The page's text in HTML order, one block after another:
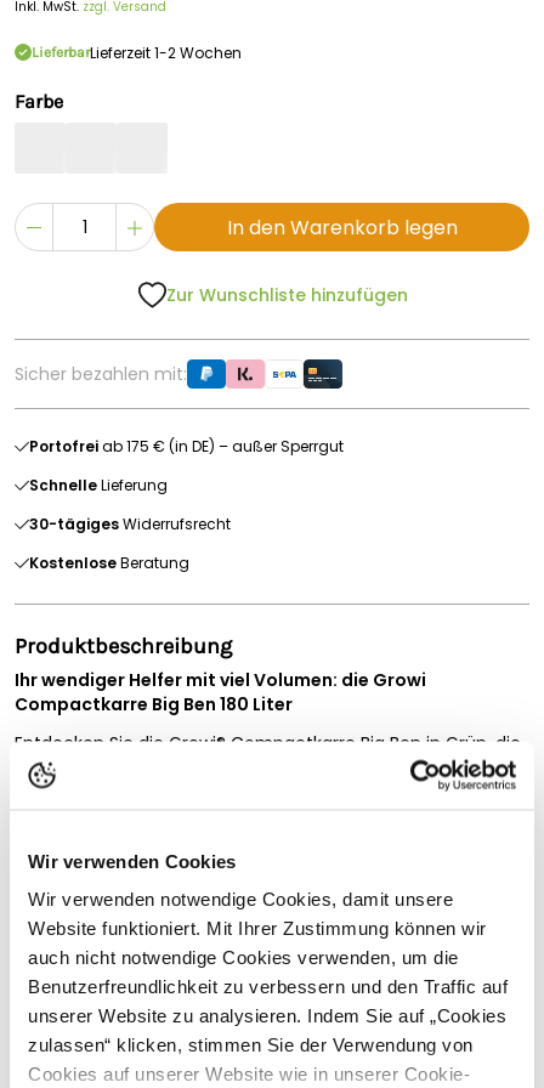
Wir verwenden Cookies
Wir verwenden notwendige Cookies, damit unsere
Website funktioniert. Mit Ihrer Zustimmung können wir
auch nicht notwendige Cookies verwenden, um die
Benutzerfreundlichkeit zu verbessern und den Traffic auf
unserer Website zu analysieren. Indem Sie auf „Cookies
zulassen“ klicken, stimmen Sie der Verwendung von
Cookies auf unserer Website wie in unserer Cookie-
Inkl. MwSt. zzgl. Versand
LieferbarLieferzeit 1-2 Wochen
Farbe
In den Warenkorb legen
Zur Wunschliste hinzufügen
Sicher bezahlen mit:
Portofreiab 175 € (in DE) – außer Sperrgut
SchnelleLieferung
30-tägigesWiderrufsrecht
KostenloseBeratung
Produktbeschreibung
Ihr wendiger Helfer mit viel Volumen: die Growi
Compactkarre Big Ben 180 Liter
Entdecken Sie die Growi® Compactkarre Big Ben in Grün, die
ideale Lösung für den täglichen Einsatz im Stall, auf dem
Hof, im Garten oder rund um Gebäude. Mit ihrem
Einstreu, Laub, Gartenabfällen und vielen weiteren
Materialien.
Diestabile PE-Muldeist pflegeleicht und für den
regelmäßigen Einsatz konzipiert. Dasfeuerverzinkte
Untergestell
sorgt für hohe Stabilität und schützt
zuverlässig vor Korrosion. Dadurch ist die Compactkarre Big
Ben bestens für anspruchsvolle Arbeiten und wechselnde
Wetterbedingungen geeignet.
Vollständige Beschreibung lesen
Kundenbewertungen